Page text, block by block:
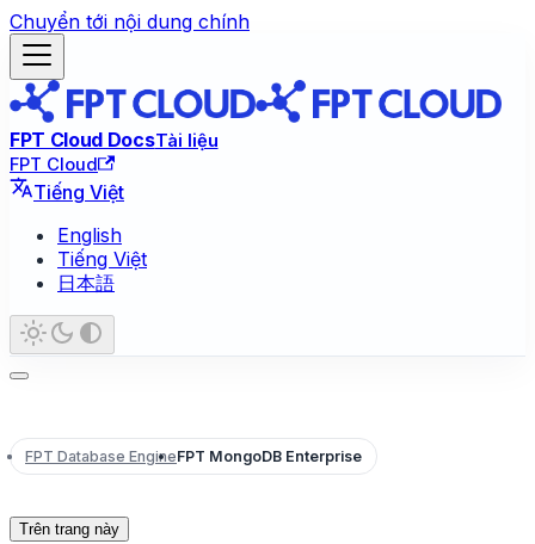
Chuyển tới nội dung chính
FPT Cloud DocsTài liệu
FPT Cloud
Tiếng Việt
English
Tiếng Việt
日本語
FPT Database EngineFPT MongoDB Enterprise
Trên trang này